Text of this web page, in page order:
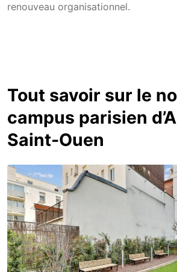
renouveau organisationnel.
Tout savoir sur le
campus parisien
Saint-Ouen